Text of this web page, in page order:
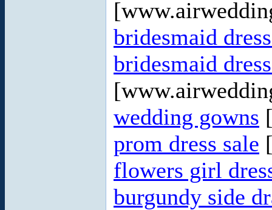
bridesmaid
bridesmaid
wedding gowns
prom dress sale
flowers girl
burgundy side